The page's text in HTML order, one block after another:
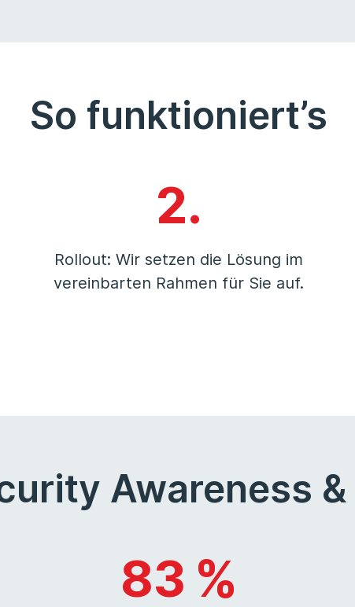
So funktioniert’s
2.
Rollout: Wir setzen die Lösung im
vereinbarten Rahmen für Sie auf.
Awareness
83 %